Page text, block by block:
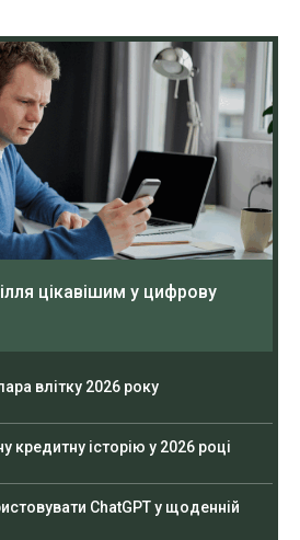
цікавішим у цифрову
влітку 2026 року
кредитну історію у 2026 році
ChatGPT у щоденній